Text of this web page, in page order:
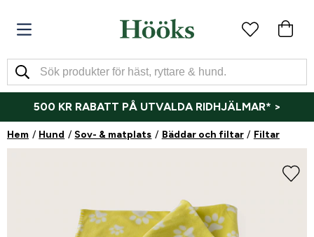
500 KR RABATT PÅ UTVALDA RIDHJÄLMAR* >
Hem Hund Sov- & matplats Bäddar och filtar Filtar